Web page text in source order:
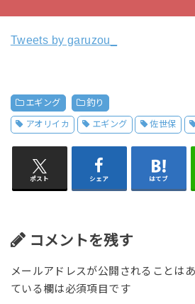
Tweets by garuzou_
エギング 釣り
アオリイカ エギング 佐世保
ポスト シェア はてブ
コメントを残す
メールアドレスが公開されることはあ
ている欄は必須項目です